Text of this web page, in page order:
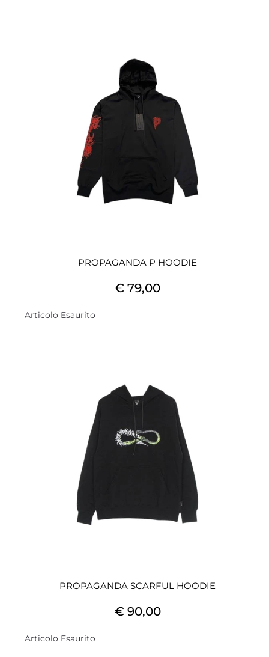
PROPAGANDA P HOODIE
€ 79,00
Articolo Esaurito
PROPAGANDA SCARFUL HOODIE
€ 90,00
Articolo Esaurito